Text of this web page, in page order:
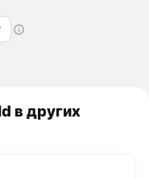
в других